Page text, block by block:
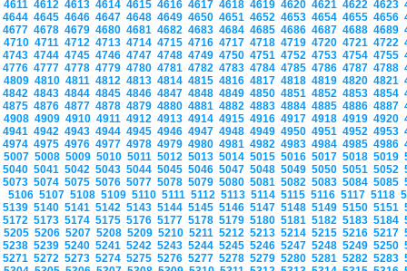
4611 4612 4613 4614 4615 4616 4617 4618 4619 4620 4621 4622 4623
4644 4645 4646 4647 4648 4649 4650 4651 4652 4653 4654 4655 4656
4677 4678 4679 4680 4681 4682 4683 4684 4685 4686 4687 4688 4689
4710 4711 4712 4713 4714 4715 4716 4717 4718 4719 4720 4721 4722
4743 4744 4745 4746 4747 4748 4749 4750 4751 4752 4753 4754 4755
4776 4777 4778 4779 4780 4781 4782 4783 4784 4785 4786 4787 4788
4809 4810 4811 4812 4813 4814 4815 4816 4817 4818 4819 4820 4821
4842 4843 4844 4845 4846 4847 4848 4849 4850 4851 4852 4853 4854
4875 4876 4877 4878 4879 4880 4881 4882 4883 4884 4885 4886 4887
4908 4909 4910 4911 4912 4913 4914 4915 4916 4917 4918 4919 4920
4941 4942 4943 4944 4945 4946 4947 4948 4949 4950 4951 4952 4953
4974 4975 4976 4977 4978 4979 4980 4981 4982 4983 4984 4985 4986
5007 5008 5009 5010 5011 5012 5013 5014 5015 5016 5017 5018 5019
5040 5041 5042 5043 5044 5045 5046 5047 5048 5049 5050 5051 5052
5073 5074 5075 5076 5077 5078 5079 5080 5081 5082 5083 5084 5085
5106 5107 5108 5109 5110 5111 5112 5113 5114 5115 5116 5117 5118
5139 5140 5141 5142 5143 5144 5145 5146 5147 5148 5149 5150 5151
5172 5173 5174 5175 5176 5177 5178 5179 5180 5181 5182 5183 5184
5205 5206 5207 5208 5209 5210 5211 5212 5213 5214 5215 5216 5217
5238 5239 5240 5241 5242 5243 5244 5245 5246 5247 5248 5249 5250
5271 5272 5273 5274 5275 5276 5277 5278 5279 5280 5281 5282 5283